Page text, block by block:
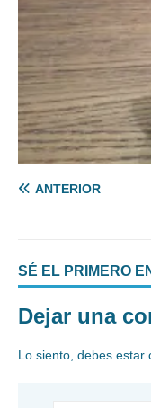
ANTERIOR
SÉ EL PRIMERO
Dejar una
Lo siento, debes estar